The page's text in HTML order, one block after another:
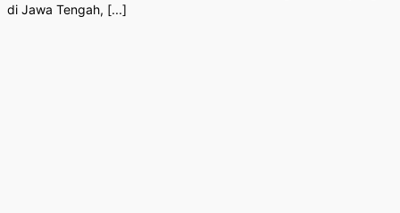
di Jawa Tengah, [...]